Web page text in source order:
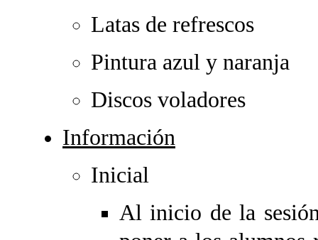
Latas de refrescos
Pintura azul y naranja
Discos voladores
Información
Inicial
Al inicio de la